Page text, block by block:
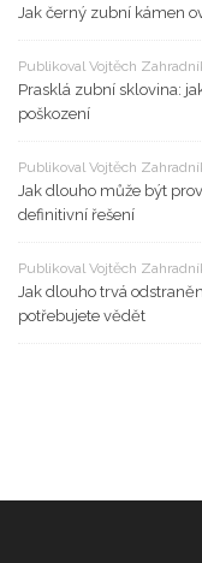
Jak černý zubní kámen
Publikoval Vojtěch
Prasklá zubní sklovina:
poškození
Publikoval Vojtěch
Jak dlouho může být
definitivní řešení
Publikoval Vojtěch
Jak dlouho trvá
potřebujete vědět